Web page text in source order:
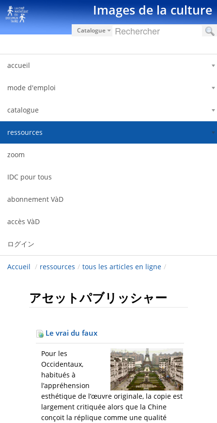
内容へスキップ Images de la culture
Catalogue
accueil
mode d'emploi
catalogue
ressources
zoom
IDC pour tous
abonnement VàD
accès VàD
ログイン
Accueil / ressources / tous les articles en ligne /
アセットパブリッシャー
Le vrai du faux
Pour les
Occidentaux,
habitués à
l’appréhension
esthétique de l’œuvre originale, la copie est
largement critiquée alors que la Chine
conçoit la réplique comme une qualité